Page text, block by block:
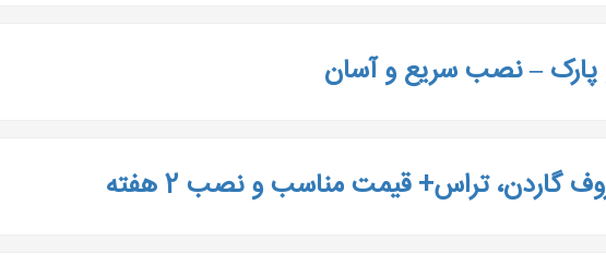
پارک – نصب سریع و آسان
تراس+ قیمت مناسب و نصب 2 هفته